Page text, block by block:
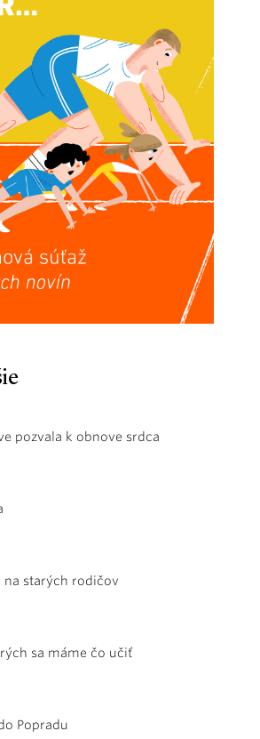
pozvala k obnove srdca
na starých rodičov
sa máme čo učiť
Popradu